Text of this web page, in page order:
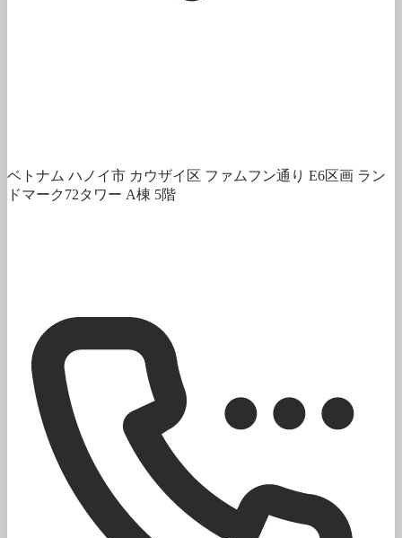
ベトナム ハノイ市 カウザイ区 ファムフン通り E6区画 ラン
ドマーク72タワー A棟 5階